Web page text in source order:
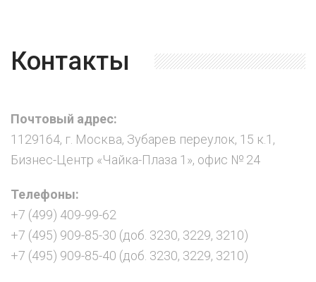
Контакты
Почтовый адрес:
1129164, г. Москва, Зубарев переулок, 15 к.1,
Бизнес-Центр «Чайка-Плаза 1», офис № 24
Телефоны:
+7 (499) 409-99-62
+7 (495) 909-85-30 (доб. 3230, 3229, 3210)
+7 (495) 909-85-40 (доб. 3230, 3229, 3210)